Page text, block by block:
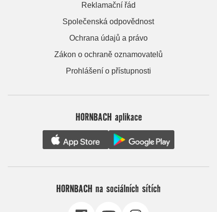
Reklamační řád
Společenská odpovědnost
Ochrana údajů a právo
Zákon o ochraně oznamovatelů
Prohlášení o přístupnosti
HORNBACH aplikace
HORNBACH na sociálních sítích